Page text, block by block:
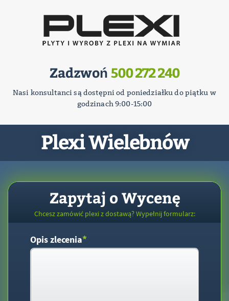
Zadzwoń 500 272 240
Nasi konsultanci są dostępni od poniedziałku do piątku w
godzinach 9:00-15:00
Plexi Wielebnów
Zapytaj o Wycenę
Chcesz zamówić plexi z dostawą? Wypełnij formularz:
Opis zlecenia*